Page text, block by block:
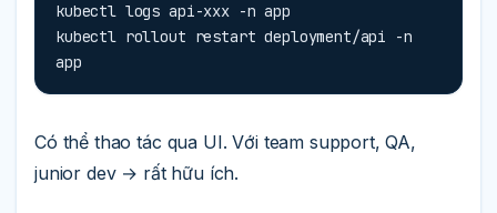
kubectl logs api-xxx -n app
kubectl rollout restart deployment/api -n
app
Có thể thao tác qua UI. Với team support, QA,
junior dev → rất hữu ích.